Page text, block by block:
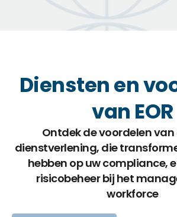
Diensten en
van EOR
Ontdek de voordelen van
dienstverlening, die
hebben op uw compliance,
risicobeheer bij het
workforce